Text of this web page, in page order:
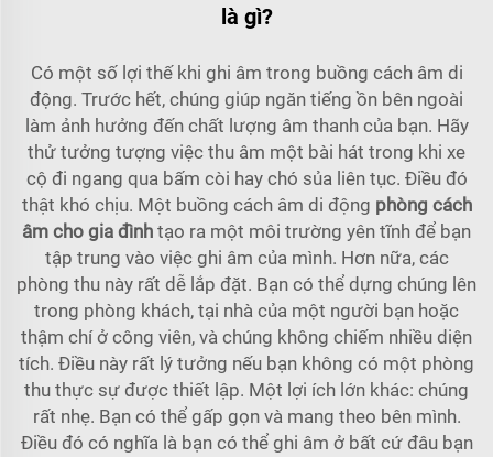
là gì?
Có một số lợi thế khi ghi âm trong buồng cách âm di
động. Trước hết, chúng giúp ngăn tiếng ồn bên ngoài
làm ảnh hưởng đến chất lượng âm thanh của bạn. Hãy
thử tưởng tượng việc thu âm một bài hát trong khi xe
cộ đi ngang qua bấm còi hay chó sủa liên tục. Điều đó
thật khó chịu. Một buồng cách âm di động phòng cách
âm cho gia đình tạo ra một môi trường yên tĩnh để bạn
tập trung vào việc ghi âm của mình. Hơn nữa, các
phòng thu này rất dễ lắp đặt. Bạn có thể dựng chúng lên
trong phòng khách, tại nhà của một người bạn hoặc
thậm chí ở công viên, và chúng không chiếm nhiều diện
tích. Điều này rất lý tưởng nếu bạn không có một phòng
thu thực sự được thiết lập. Một lợi ích lớn khác: chúng
rất nhẹ. Bạn có thể gấp gọn và mang theo bên mình.
Điều đó có nghĩa là bạn có thể ghi âm ở bất cứ đâu bạn